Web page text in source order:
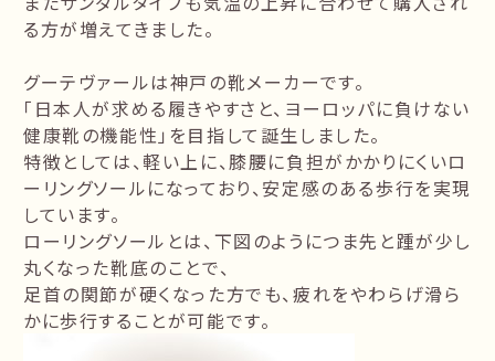
る方が増えてきました。
グーテヴァールは神戸の靴メーカーです。
「日本人が求める履きやすさと、ヨーロッパに負けない
健康靴の機能性」を目指して誕生しました。
特徴としては、軽い上に、膝腰に負担がかかりにくいロ
ーリングソールになっており、安定感のある歩行を実現
しています。
ローリングソールとは、下図のようにつま先と踵が少し
丸くなった靴底のことで、
足首の関節が硬くなった方でも、疲れをやわらげ滑ら
かに歩行することが可能です。